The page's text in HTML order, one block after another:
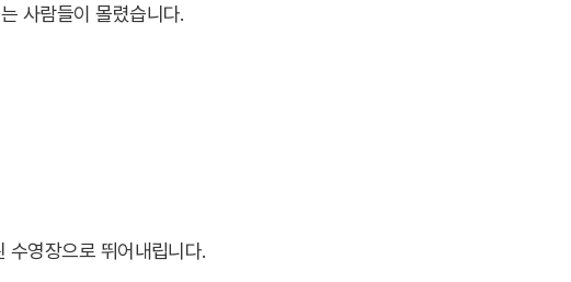
사람들이 몰렸습니다.
수영장으로 뛰어내립니다.